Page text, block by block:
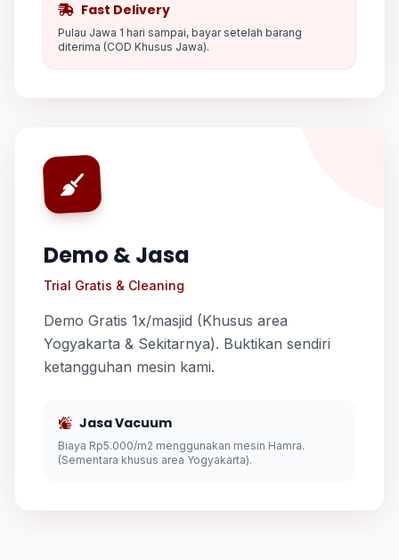
Fast Delivery
Pulau Jawa 1 hari sampai, bayar setelah barang
diterima (COD Khusus Jawa).
Demo & Jasa
Trial Gratis & Cleaning
Demo Gratis 1x/masjid (Khusus area
Yogyakarta & Sekitarnya). Buktikan sendiri
ketangguhan mesin kami.
Jasa Vacuum
Biaya Rp5.000/m2 menggunakan mesin Hamra.
(Sementara khusus area Yogyakarta).